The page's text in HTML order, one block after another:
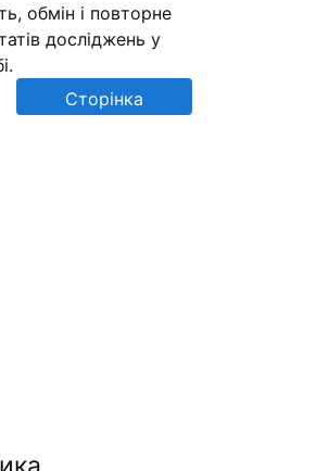
обмін і повторне
досліджень у
Сторінка